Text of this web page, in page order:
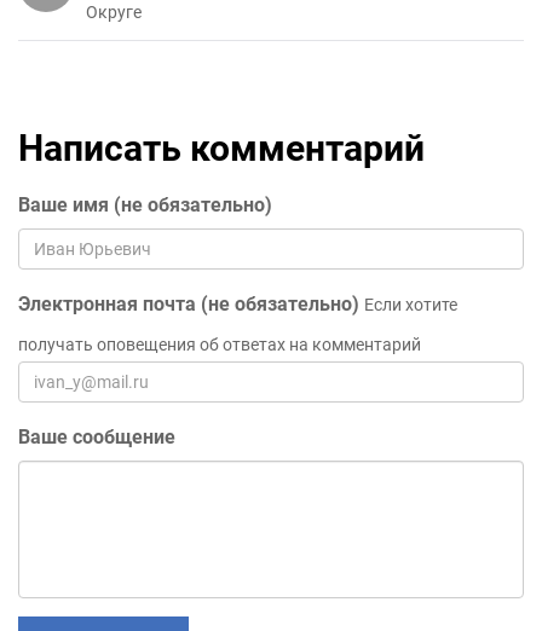
Округе
Написать комментарий
Ваше имя (не обязательно)
Электронная почта (не обязательно) Если хотите
получать оповещения об ответах на комментарий
Ваше сообщение